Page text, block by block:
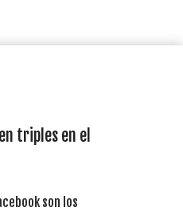
triples en el
son los